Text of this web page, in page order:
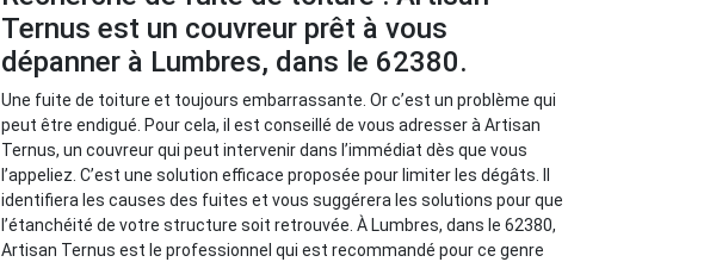
Ternus est un couvreur prêt à vous
dépanner à Lumbres, dans le 62380.
Une fuite de toiture et toujours embarrassante. Or c’est un problème qui
peut être endigué. Pour cela, il est conseillé de vous adresser à Artisan
Ternus, un couvreur qui peut intervenir dans l’immédiat dès que vous
l’appeliez. C’est une solution efficace proposée pour limiter les dégâts. Il
identifiera les causes des fuites et vous suggérera les solutions pour que
l’étanchéité de votre structure soit retrouvée. À Lumbres, dans le 62380,
Artisan Ternus est le professionnel qui est recommandé pour ce genre